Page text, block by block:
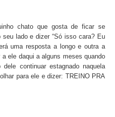
chato que gosta de ficar se
lado e dizer “Só isso cara? Eu
uma resposta a longo e outra a
ele daqui a alguns meses quando
continuar estagnado naquela
para ele e dizer: TREINO PRA